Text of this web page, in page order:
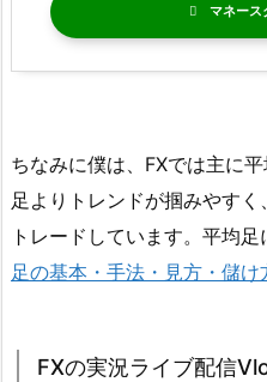
マネース
ちなみに僕は、FXでは主に
足よりトレンドが掴みやす
トレードしています。平均
足の基本・手法・見方・儲
FXの実況ライブ配信